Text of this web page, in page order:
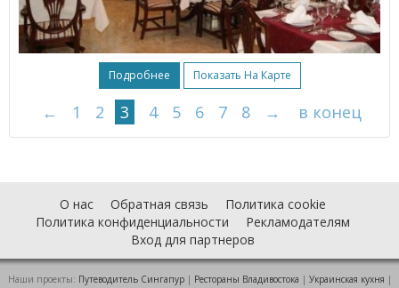
Подробнее Показать На Карте
← 1 2 3 4 5 6 7 8 → в конец
О нас Обратная связь
Политика cookie
Политика конфиденциальности
Рекламодателям
Вход для партнеров
Наши проекты: Путеводитель Сингапур| Рестораны Владивостока | Украинская кухня |